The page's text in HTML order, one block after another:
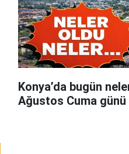
Konya’da bugün
Ağustos Cuma